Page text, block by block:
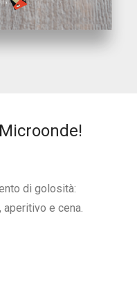
di golosità:
aperitivo e cena.